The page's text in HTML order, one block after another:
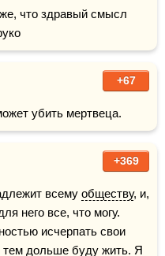
что здравый смысл
+67
убить мертвеца.
+369
всему обществу, и,
него все, что могу.
исчерпать свои